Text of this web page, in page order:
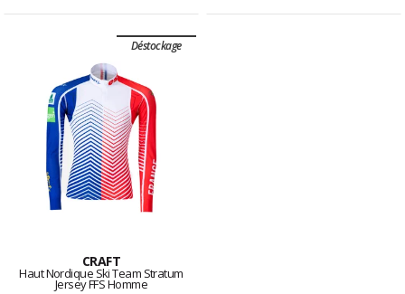
Déstockage
CRAFT
Haut Nordique Ski Team Stratum
Jersey FFS Homme